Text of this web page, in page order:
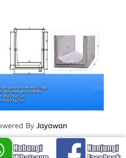
By Jayawan